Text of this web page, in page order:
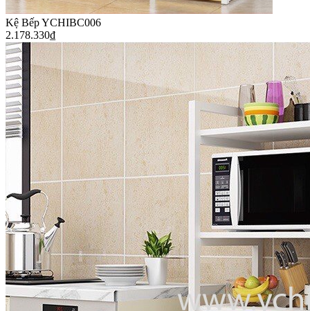
Kệ Bếp YCHIBC006
2.178.330₫